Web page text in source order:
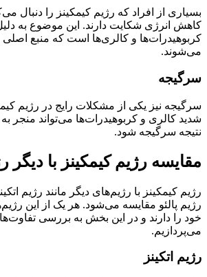
بسیاری از افراد که رژیم کیمکینز را دنبال
کاهش انرژی شکایت دارند. این موضوع به
کربوهیدرات‌ها و کالری‌ها است که منبع
می‌شوند.
سرگیجه
سرگیجه نیز یکی از مشکلات رایج در رژیم
شدید کالری و کربوهیدرات‌ها می‌تواند منجر
نتیجه سرگیجه شود.
مقایسه رژیم کیمکینز با دیگر
رژیم کیمکینز با رژیم‌های دیگر مانند رژیم
رژیم پالئو مقایسه می‌شود. هر یک از این
خود را دارند و در این بخش به بررسی
می‌پردازیم.
رژیم اتکینز